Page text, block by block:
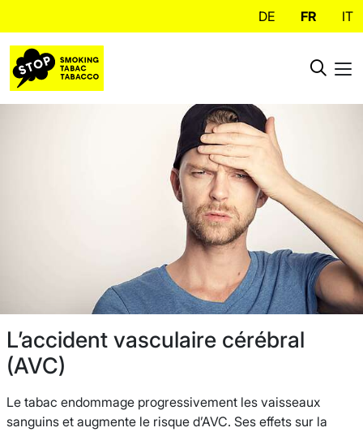
DE FR IT
L’accident vasculaire cérébral
(AVC)
Le tabac endommage progressivement les vaisseaux
sanguins et augmente le risque d’AVC. Ses effets sur la